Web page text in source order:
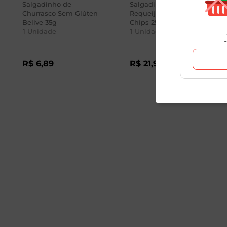
Salgadinho de
Churrasco Sem Glúten
Belive 35g
1 Unidade
R$ 6,89
Salgadinho Onda
Requeijão Cheetos Elma
Chips 250g
1 Unidade
R$ 21,98